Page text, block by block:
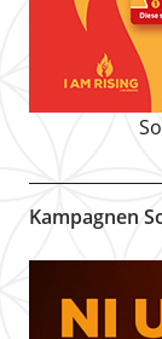
Kampagnen